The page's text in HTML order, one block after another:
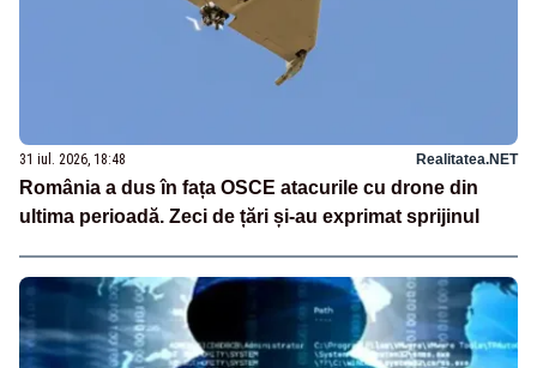
31 iul. 2026, 18:48 Realitatea.NET
România a dus în fața OSCE atacurile cu drone din
ultima perioadă. Zeci de țări și-au exprimat sprijinul